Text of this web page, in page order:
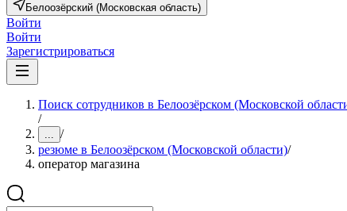
Белоозёрский (Московская область)
Войти
Войти
Зарегистрироваться
Поиск сотрудников в Белоозёрском (Московской
/
... /
резюме в Белоозёрском (Московской области)/
оператор магазина